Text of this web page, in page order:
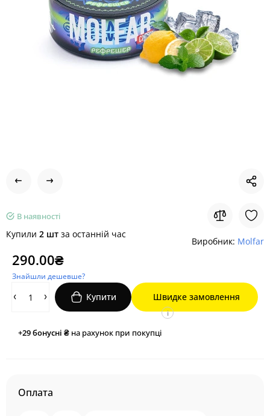
В наявності
Купили 2 шт за останній час
Виробник: Molfar
290.00₴
Знайшли дешевше?
Купити Швидке замовлення
+29бонусні ₴ на рахунок при покупці
i
Оплата